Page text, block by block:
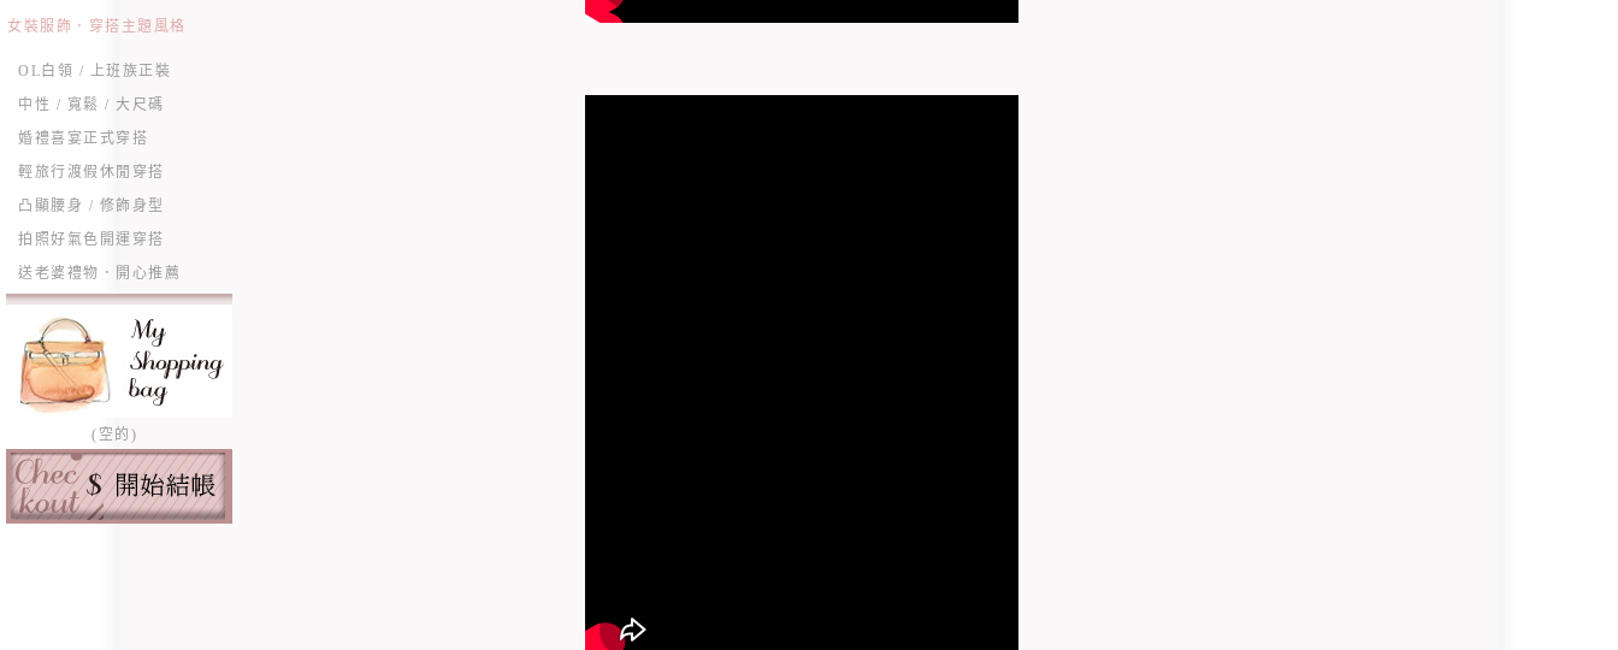
女裝服飾．穿搭主題風格
OL白領 / 上班族正裝
中性 / 寬鬆 / 大尺碼
婚禮喜宴正式穿搭
輕旅行渡假休閒穿搭
凸顯腰身 / 修飾身型
拍照好氣色開運穿搭
送老婆禮物．開心推薦
(空的)